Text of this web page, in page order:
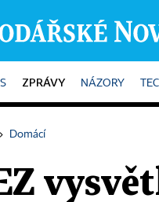
ZPRÁVY NÁZORY
› Domácí